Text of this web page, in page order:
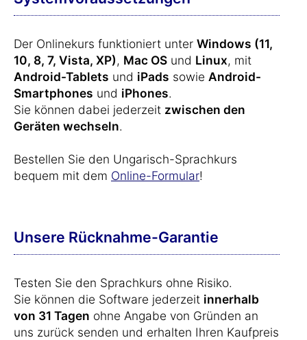
Der Onlinekurs funktioniert unter Windows (11,
10, 8, 7, Vista, XP), Mac OS und Linux, mit
Android-Tablets und iPads sowie Android-
Smartphones und iPhones.
Sie können dabei jederzeit zwischen den
Geräten wechseln.
Bestellen Sie den Ungarisch-Sprachkurs
bequem mit dem Online-Formular!
Unsere Rücknahme-Garantie
Testen Sie den Sprachkurs ohne Risiko.
Sie können die Software jederzeit innerhalb
von 31 Tagen ohne Angabe von Gründen an
uns zurück senden und erhalten Ihren Kaufpreis